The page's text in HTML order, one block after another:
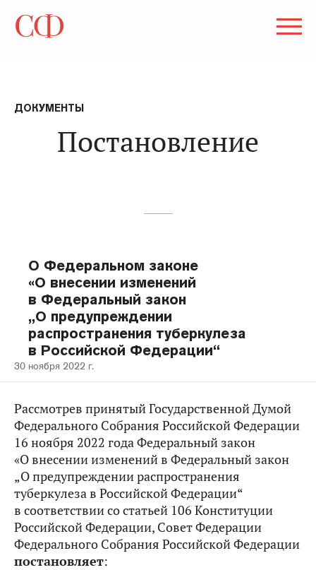
ДОКУМЕНТЫ
Постановление
О Федеральном законе
«О внесении изменений
в Федеральный закон
„О предупреждении
распространения туберкулеза
в Российской Федерации“
30 ноября 2022 г.
Рассмотрев принятый Государственной Думой
Федерального Собрания Российской Федерации
16 ноября 2022 года Федеральный закон
«О внесении изменений в Федеральный закон
„О предупреждении распространения
туберкулеза в Российской Федерации“
в соответствии со статьей 106 Конституции
Российской Федерации, Совет Федерации
Федерального Собрания Российской Федерации
постановляет: